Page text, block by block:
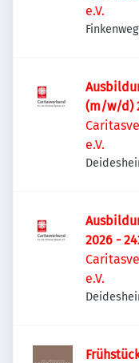
e.V.
(m/w/d)
e.V.
2026 -
e.V.